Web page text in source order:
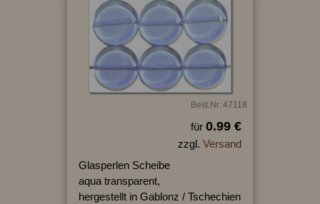
Best.Nr.:47118
für 0.99 €
zzgl. Versand
Glasperlen Scheibe
aqua transparent,
hergestellt in Gablonz / Tschechien